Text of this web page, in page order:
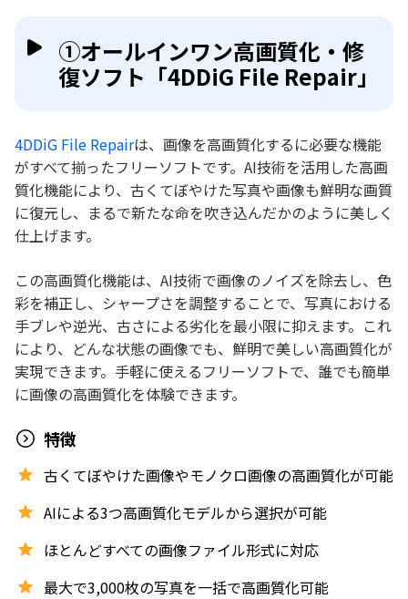
①オールインワン高画質化・修
復ソフト「4DDiG File Repair」
4DDiG File Repairは、画像を高画質化するに必要な機能
がすべて揃ったフリーソフトです。AI技術を活用した高画
質化機能により、古くてぼやけた写真や画像も鮮明な画質
に復元し、まるで新たな命を吹き込んだかのように美しく
仕上げます。
この高画質化機能は、AI技術で画像のノイズを除去し、色
彩を補正し、シャープさを調整することで、写真における
手ブレや逆光、古さによる劣化を最小限に抑えます。これ
により、どんな状態の画像でも、鮮明で美しい高画質化が
実現できます。手軽に使えるフリーソフトで、誰でも簡単
に画像の高画質化を体験できます。
特徴
古くてぼやけた画像やモノクロ画像の高画質化が可能
AIによる3つ高画質化モデルから選択が可能
ほとんどすべての画像ファイル形式に対応
最大で3,000枚の写真を一括で高画質化可能